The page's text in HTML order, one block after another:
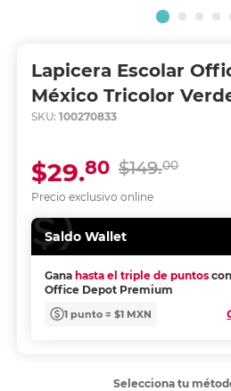
Lapicera Escolar
México Tricolor
SKU: 100270833
Precio exclusivo online
$149.00
$29.80
Saldo Wallet
Gana hasta el triple de puntos
Office Depot Premium
1 punto = $1 MXN
Selecciona tu